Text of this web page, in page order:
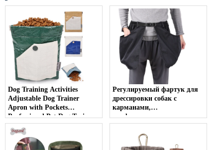
Dog Training Activities
Adjustable Dog Trainer
Apron with Pockets
Professional Pet Dog Trainer
Shorts Pants - COPY - jo93h1
Регулируемый фартук для
дрессировки собак с
карманами,
профессиональные шорты
для дрессировки собак,